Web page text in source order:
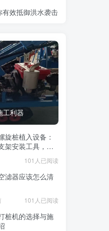
效抵御洪水袭击
工利器
旋桩植入设备：
架安装工具，螺
101人已阅读
滤器应该怎么清
101人已阅读
桩机的选择与施